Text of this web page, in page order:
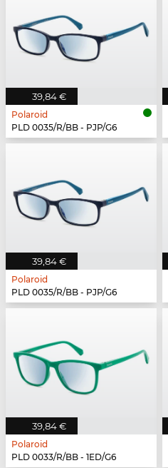
39,84 €
Polaroid
PLD 0035/R/BB - PJP/G6
39,84 €
Polaroid
PLD 0035/R/BB - PJP/G6
39,84 €
Polaroid
PLD 0033/R/BB - 1ED/G6